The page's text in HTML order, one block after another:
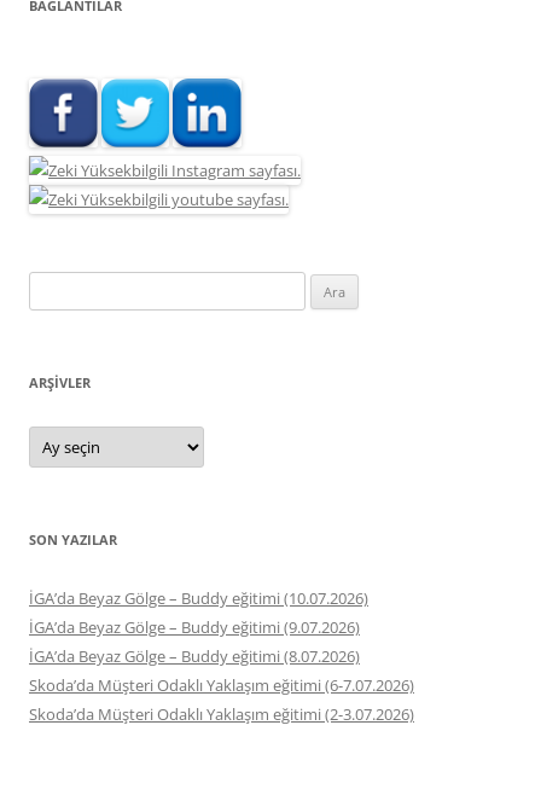
BAĞLANTILAR
ARŞIVLER
Arşivler
SON YAZILAR
İGA’da Beyaz Gölge – Buddy eğitimi (10.07.2026)
İGA’da Beyaz Gölge – Buddy eğitimi (9.07.2026)
İGA’da Beyaz Gölge – Buddy eğitimi (8.07.2026)
Skoda’da Müşteri Odaklı Yaklaşım eğitimi (6-7.07.2026)
Skoda’da Müşteri Odaklı Yaklaşım eğitimi (2-3.07.2026)